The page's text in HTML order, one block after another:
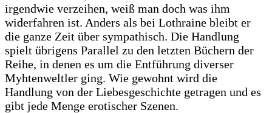
irgendwie verzeihen, weiß man doch was ihm
widerfahren ist. Anders als bei Lothraine bleibt er
die ganze Zeit über sympathisch. Die Handlung
spielt übrigens Parallel zu den letzten Büchern der
Reihe, in denen es um die Entführung diverser
Myhtenweltler ging. Wie gewohnt wird die
Handlung von der Liebesgeschichte getragen und es
gibt jede Menge erotischer Szenen.